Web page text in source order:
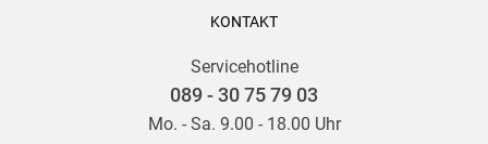
KONTAKT
Servicehotline
089 - 30 75 79 03
Mo. - Sa. 9.00 - 18.00 Uhr